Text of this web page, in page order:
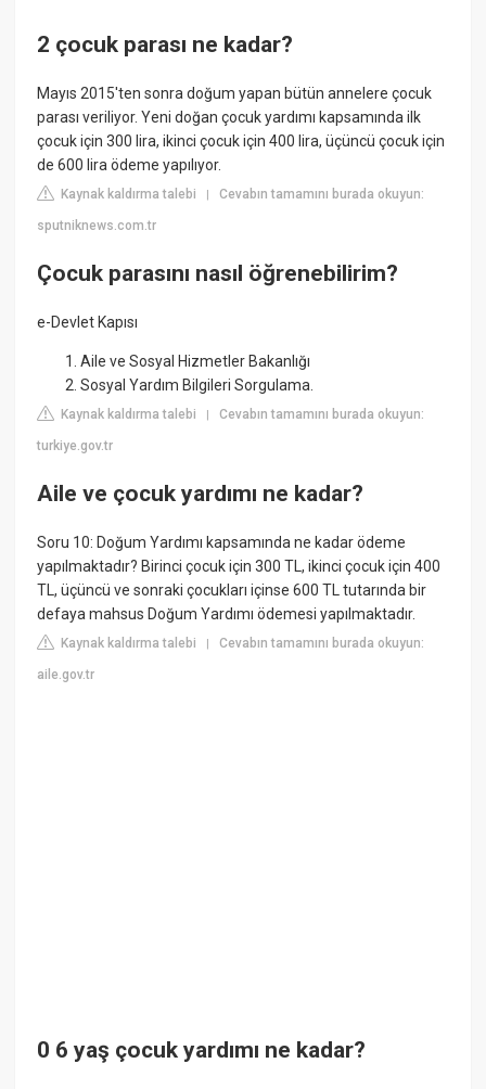
2 çocuk parası ne kadar?
Mayıs 2015'ten sonra doğum yapan bütün annelere çocuk
parası veriliyor. Yeni doğan çocuk yardımı kapsamında ilk
çocuk için 300 lira, ikinci çocuk için 400 lira, üçüncü çocuk için
de 600 lira ödeme yapılıyor.
Kaynak kaldırma talebi |Cevabın tamamını burada okuyun:
sputniknews.com.tr
Çocuk parasını nasıl öğrenebilirim?
e-Devlet Kapısı
Aile ve Sosyal Hizmetler Bakanlığı
Sosyal Yardım Bilgileri Sorgulama.
Kaynak kaldırma talebi |Cevabın tamamını burada okuyun:
turkiye.gov.tr
Aile ve çocuk yardımı ne kadar?
Soru 10: Doğum Yardımı kapsamında ne kadar ödeme
yapılmaktadır? Birinci çocuk için 300 TL, ikinci çocuk için 400
TL, üçüncü ve sonraki çocukları içinse 600 TL tutarında bir
defaya mahsus Doğum Yardımı ödemesi yapılmaktadır.
Kaynak kaldırma talebi |Cevabın tamamını burada okuyun:
aile.gov.tr
0 6 yaş çocuk yardımı ne kadar?